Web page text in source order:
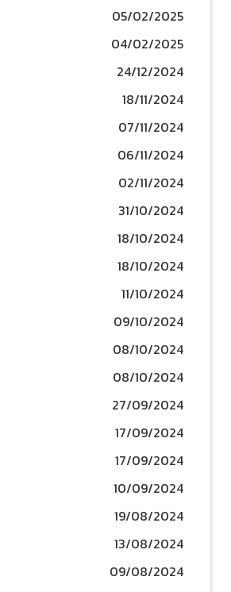
05/02/2025
04/02/2025
24/12/2024
18/11/2024
07/11/2024
06/11/2024
02/11/2024
31/10/2024
18/10/2024
18/10/2024
11/10/2024
09/10/2024
08/10/2024
08/10/2024
27/09/2024
17/09/2024
17/09/2024
10/09/2024
19/08/2024
13/08/2024
09/08/2024